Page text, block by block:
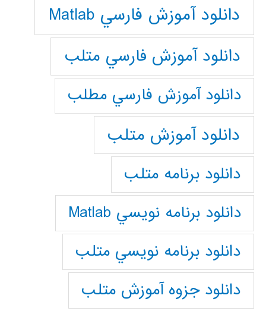
دانلود آموزش فارسي Matlab
دانلود آموزش فارسي متلب
دانلود آموزش فارسي مطلب
دانلود آموزش متلب
دانلود برنامه متلب
دانلود برنامه نويسي Matlab
دانلود برنامه نويسي متلب
دانلود جزوه آموزش متلب